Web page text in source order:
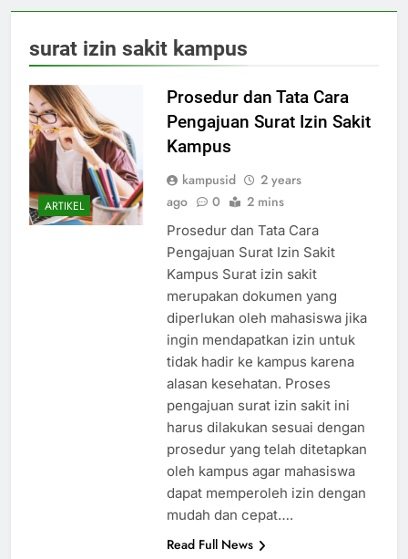
surat izin sakit kampus
ARTIKEL
Prosedur dan Tata Cara
Pengajuan Surat Izin Sakit
Kampus
kampusid
2 years
ago
0 2 mins
Prosedur dan Tata Cara
Pengajuan Surat Izin Sakit
Kampus Surat izin sakit
merupakan dokumen yang
diperlukan oleh mahasiswa jika
ingin mendapatkan izin untuk
tidak hadir ke kampus karena
alasan kesehatan. Proses
pengajuan surat izin sakit ini
harus dilakukan sesuai dengan
prosedur yang telah ditetapkan
oleh kampus agar mahasiswa
dapat memperoleh izin dengan
mudah dan cepat….
Read Full News